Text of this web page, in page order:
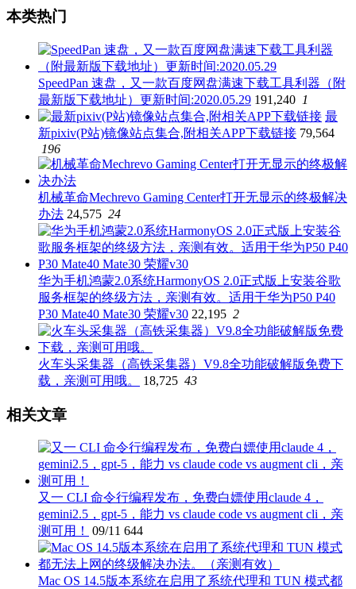
本类热门
SpeedPan 速盘，又一款百度网盘满速下载工具利器（附
最新版下载地址）更新时间:2020.05.29 191,240 1
最
新pixiv(P站)镜像站点集合,附相关APP下载链接 79,564
196
机械革命Mechrevo Gaming Center打开无显示的终极解决
办法 24,575 24
华为手机鸿蒙2.0系统HarmonyOS 2.0正式版上安装谷歌
服务框架的终级方法，亲测有效。适用于华为P50 P40
P30 Mate40 Mate30 荣耀v30 22,195 2
火车头采集器（高铁采集器）V9.8全功能破解版免费下
载，亲测可用哦。
18,725 43
相关文章
又一 CLI 命令行编程发布，免费白嫖使用claude 4，
gemini2.5，gpt-5，能力 vs claude code vs augment cli，亲
测可用！
09/11 644
Mac OS 14.5版本系统在启用了系统代理和 TUN 模式都